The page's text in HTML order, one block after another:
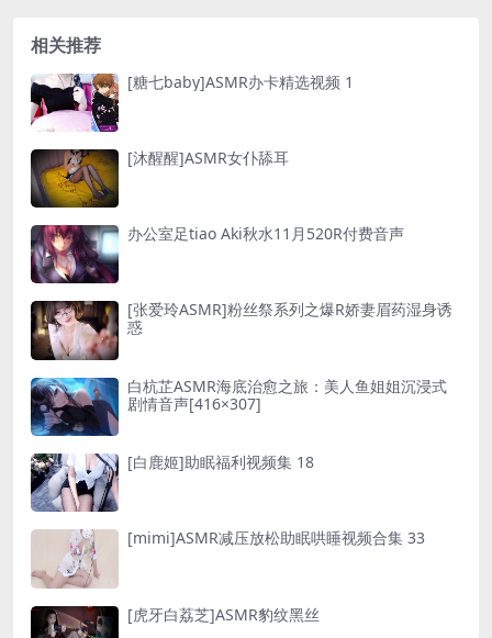
相关推荐
[糖七baby]ASMR办卡精选视频 1
[沐醒醒]ASMR女仆舔耳
办公室足tiao Aki秋水11月520R付费音声
[张爱玲ASMR]粉丝祭系列之爆R娇妻眉药湿身诱
惑
白杭芷ASMR海底治愈之旅：美人鱼姐姐沉浸式
剧情音声[416×307]
[白鹿姬]助眠福利视频集 18
[mimi]ASMR减压放松助眠哄睡视频合集 33
[虎牙白荔芝]ASMR豹纹黑丝